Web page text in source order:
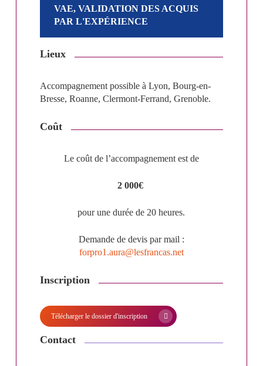
VAE, VALIDATION DES ACQUIS
PAR L'EXPÉRIENCE
Lieux
Accompagnement possible à Lyon, Bourg-en-
Bresse, Roanne, Clermont-Ferrand, Grenoble.
Coût
Le coût de l’accompagnement est de
2 000€
pour une durée de 20 heures.
Demande de devis par mail :
forpro1.aura@lesfrancas.net
Inscription
Télécharger le dossier d'inscription
Contact